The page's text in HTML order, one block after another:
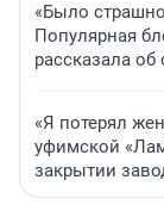
«Было
Популярная
рассказала об
«Я потерял
уфимской
закрытии